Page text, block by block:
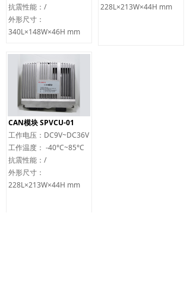
抗震性能：/
外形尺寸：
340L×148W×46H mm
228L×213W×44H mm
CAN模块 SPVCU-01
工作电压：DC9V~DC36V
工作温度： -40°C~85°C
抗震性能：/
外形尺寸：
228L×213W×44H mm